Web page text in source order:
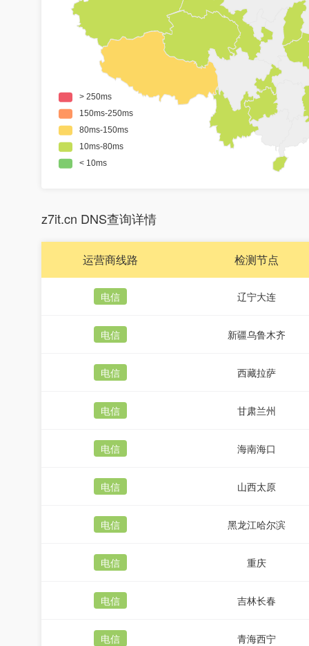
z7it.cn DNS查询详情
运营商线路 检测节点
电信 辽宁大连
电信 新疆乌鲁木齐
电信 西藏拉萨
电信 甘肃兰州
电信 海南海口
电信 山西太原
电信 黑龙江哈尔滨
电信 重庆
电信 吉林长春
电信 青海西宁